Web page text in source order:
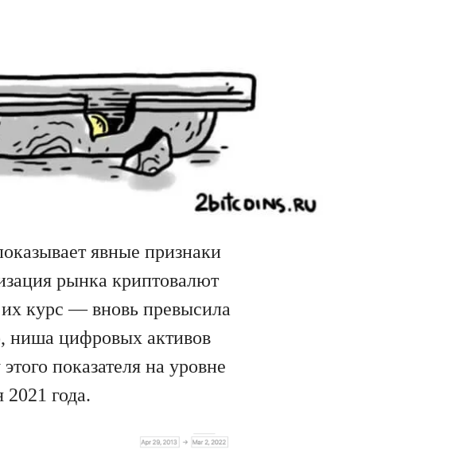
явные признаки
рынка криптовалют
курс — вновь превысила
ниша цифровых активов
показателя на уровне
года.